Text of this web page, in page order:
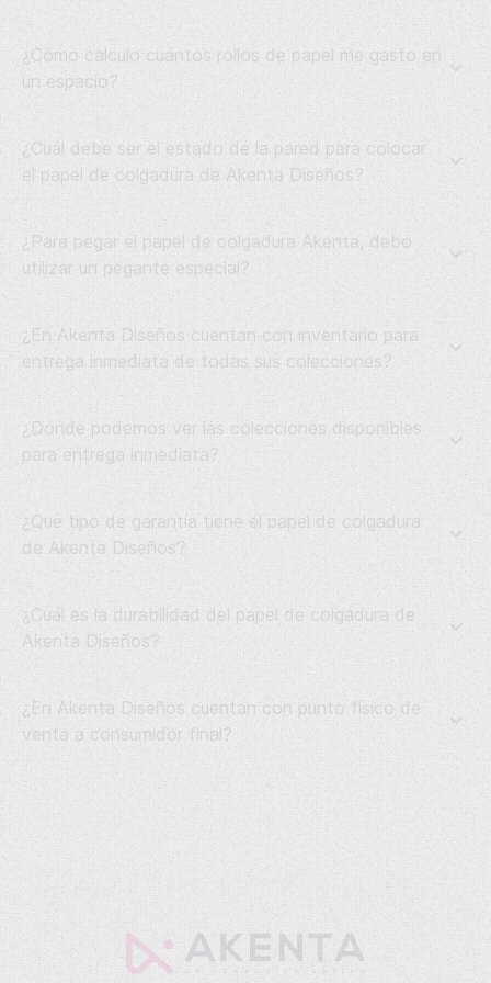
¿Cómo calculo cuántos rollos de papel me gasto en
un espacio?
¿Cuál debe ser el estado de la pared para colocar
el papel de colgadura de Akenta Diseños?
¿Para pegar el papel de colgadura Akenta, debo
utilizar un pegante especial?
¿En Akenta Diseños cuentan con inventario para
entrega inmediata de todas sus colecciones?
¿Dónde podemos ver las colecciones disponibles
para entrega inmediata?
¿Qué tipo de garantía tiene el papel de colgadura
de Akenta Diseños?
¿Cuál es la durabilidad del papel de colgadura de
Akenta Diseños?
¿En Akenta Diseños cuentan con punto físico de
venta a consumidor final?